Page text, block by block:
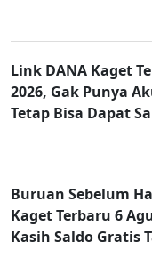
Link DANA Kaget
2026, Gak Punya
Tetap Bisa Dapat
Buruan Sebelum
Kaget Terbaru 6
Kasih Saldo Gratis